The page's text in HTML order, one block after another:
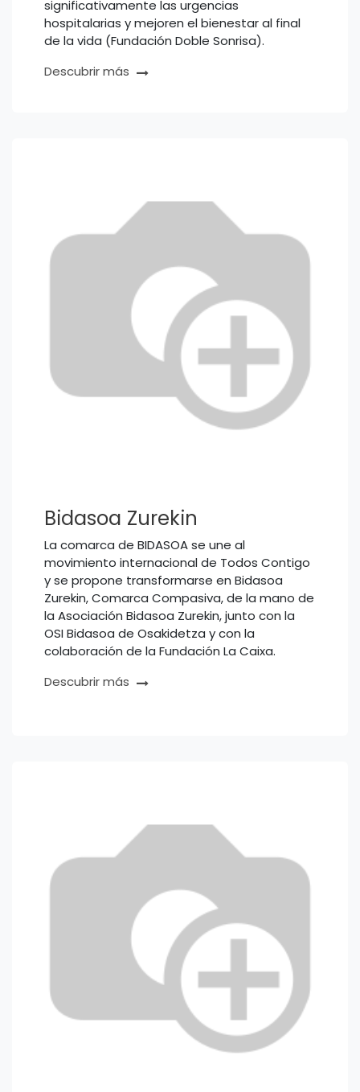
significativamente las urgencias
hospitalarias y mejoren el bienestar al final
de la vida​ (Fundación Doble Sonrisa)​.
Descubrir más
Bidasoa Zurekin
La comarca de BIDASOA se une al
movimiento internacional de Todos Contigo
y se propone transformarse en Bidasoa
Zurekin, Comarca Compasiva, de la mano de
la Asociación Bidasoa Zurekin, junto con la
OSI Bidasoa de Osakidetza y con la
colaboración de la Fundación La Caixa. ​
Descubrir más